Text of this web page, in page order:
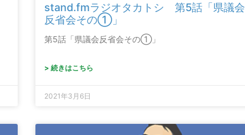
stand.fmラジオタカトシ 第5話「県議会
反省会その①」
第5話「県議会反省会その①」
> 続きはこちら
2021年3月6日